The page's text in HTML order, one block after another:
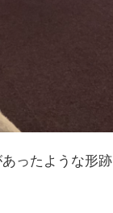
ったような形跡